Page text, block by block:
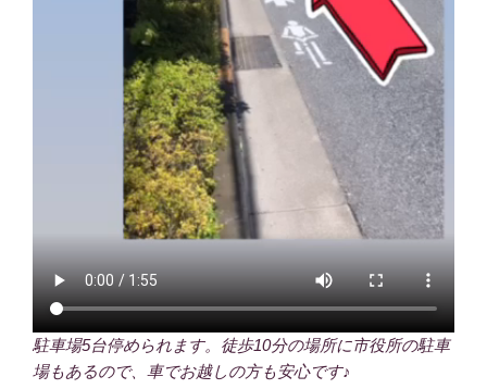
駐車場5台停められます。徒歩10分の場所に市役所の駐車
場もあるので、車でお越しの方も安心です♪